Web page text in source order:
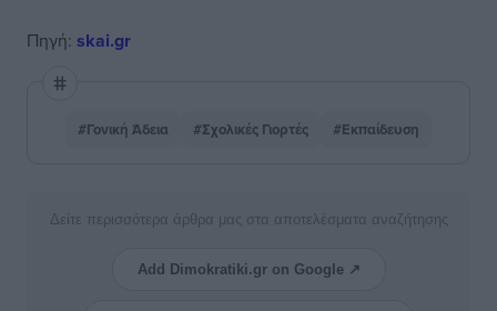
Πηγή: skai.gr
#Γονική Άδεια #Σχολικές Γιορτές #Εκπαίδευση
Δείτε περισσότερα άρθρα μας στα αποτελέσματα αναζήτησης
Add Dimokratiki.gr on Google ↗